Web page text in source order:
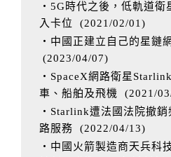
‧5G時代之後，低軌道衛
入卡位
(2021/02/01 )
‧中國正建立自己的星鏈
(2023/04/07)
‧SpaceX網路衛星
車、船舶及飛機
(2021/
‧Starlink遭法國法院撤銷
路服務 (2022/04/13)
‧中國火箭製造商天兵科